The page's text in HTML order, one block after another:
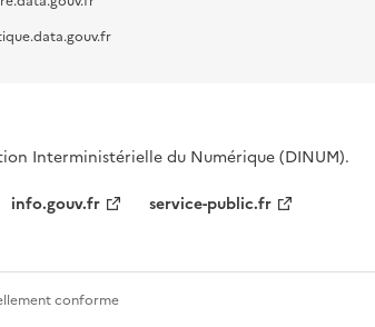
Interministérielle du Numérique (DINUM).
info.gouv.fr service-public.fr
conforme